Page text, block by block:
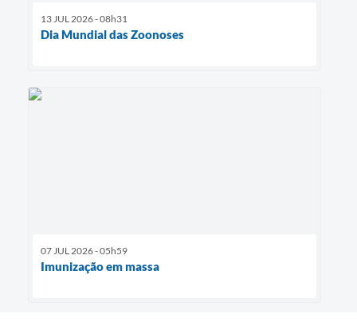
13 JUL 2026 - 08h31
Dia Mundial das Zoonoses
07 JUL 2026 - 05h59
Imunização em massa